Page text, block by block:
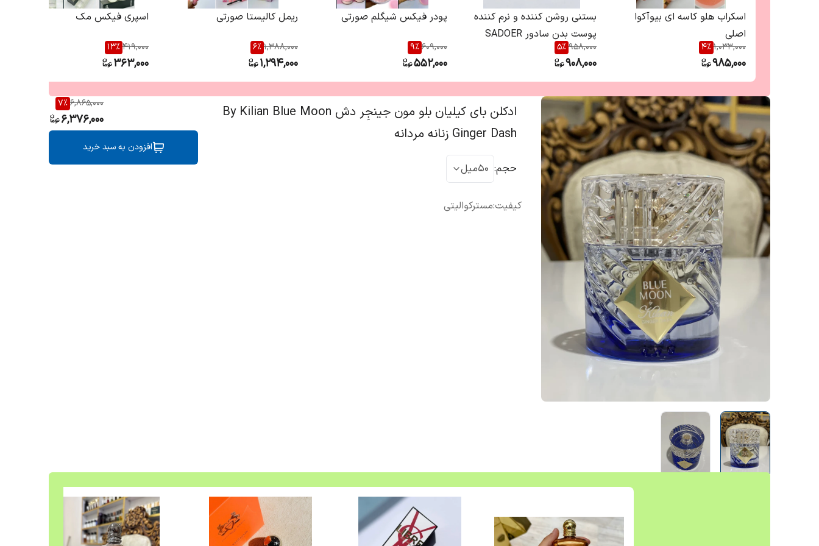
اسکراب هلو کاسه ای بیوآکوا
اصلی
1,033,000
4%
985,000
بستنی روشن کننده و نرم کننده
پوست بدن سادور SADOER
958,000
5%
908,000
پودر فیکس شیگلم صورتی
609,000
9%
552,000
ریمل کالیستا صورتی
1,388,000
6%
1,294,000
اسپری فیکس مک
419,000
13%
363,000
ادکلن بای کیلیان بلو مون جینجِر دش By Kilian Blue Moon
Ginger Dash زنانه مردانه
حجم: 50میل
کیفیت:مسترکوالیتی
6,865,000
7%
6,376,000
افزودن به سبد خرید